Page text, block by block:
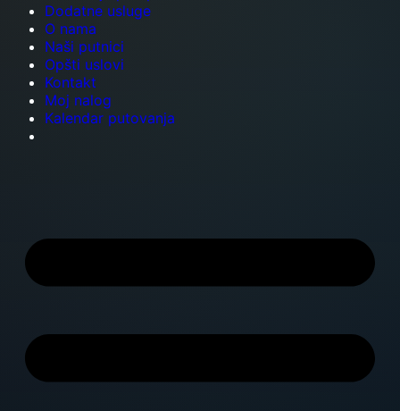
Dodatne usluge
O nama
Naši putnici
Opšti uslovi
Kontakt
Moj nalog
Kalendar putovanja